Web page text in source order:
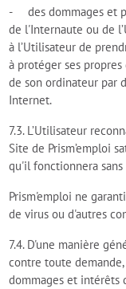
- des dommages et
de l'Internaute ou de
à l’Utilisateur de
à protéger ses
de son ordinateur par
Internet.
7.3. L’Utilisateur
Site de Prism’emploi
qu'il fonctionnera
Prism'emploi ne
de virus ou d'autres
7.4. D'une manière
contre toute
dommages et intérêts